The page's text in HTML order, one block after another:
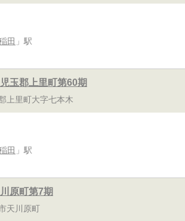
田 」駅
玉郡上里町第60期
上里町大字七本木
田 」駅
原町第7期
天川原町